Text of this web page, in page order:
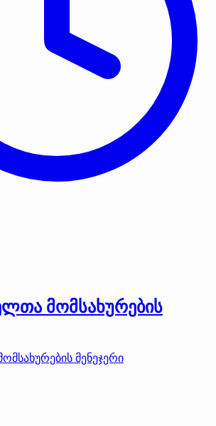
მომსახურების
მენეჯერი